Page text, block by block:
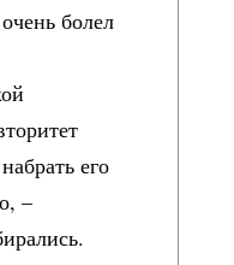
болел
его
–